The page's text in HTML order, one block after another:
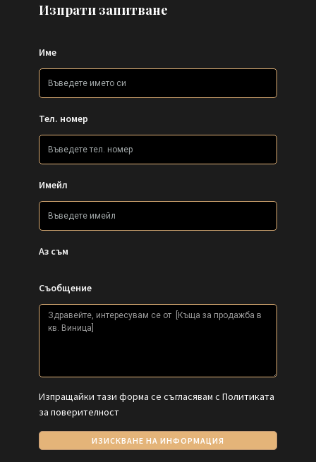
Изпрати запитване
Име
Тел. номер
Имейл
Аз съм
Съобщение
Изпращайки тази форма се съгласявам с Политиката
за поверителност
ИЗИСКВАНЕ НА ИНФОРМАЦИЯ